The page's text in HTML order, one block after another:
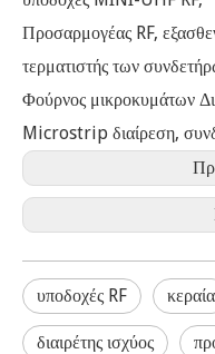
Προσαρμογέας RF,
τερματιστής των
Φούρνος μικροκυμάτων
Microstrip διαίρεση,
υποδοχές RF κεραία
διαιρέτης ισχύος